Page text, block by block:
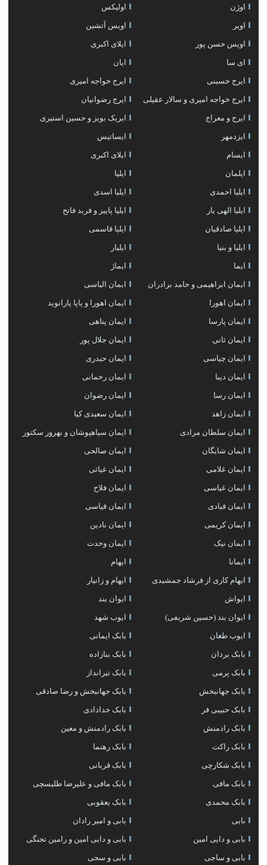
اوژن اولیکس
اویر اویس آتشین
اویس حسن پور ايلاى اكبرى
ای سا ایان
ایرج حسینی ایرج خواجه امیری
ایرج خواجه امیری و سالار عقیلی ایرج رضوانیان
ایرج و معراج ایریک بویز و حسین استیری
ایزدمهر ایساتیس
ایسام ایلای اکبری
ایلمان ایلیا
ایلیا احمدی ایلیا اسدی
ایلیا الهی یار ایلیا پاییز و فربد فاتح
ایلیا صادقیان ایلیا قاسمی
ایلیا و بنیا ایلیار
ایما ایماژ
ایمان ابراهیمی و حامد برادران ایمان الیاسی
ایمان اهورا ایمان اهورا و پاپا پارانوید
ایمان پارسا ایمان پناهی
ایمان ثانی ایمان جلال پور
ایمان چیاسی ایمان حیدری
ایمان دیبا ایمان رحمانی
ایمان رسا ایمان رضوان
ایمان زاهد ایمان سعیدی کیا
ایمان سلطان مرادی ایمان سیاهپوشان و بهروز سکتور
ایمان شایگان ایمان صالحی
ایمان غلامی ایمان غیاثی
ایمان غیاسی ایمان فلاح
ایمان قبادی ایمان قیاسی
ایمان کریمی ایمان نادین
ایمان نیک ایمان وحدت
ایمانا ایهام
ایهام کاری از فرشاد جمشیدی ایهام و زانیار
ایواش ایوان بند
ایوان بند (حسین شریفی) ایوب شهد
ایوب طغان بابک ایمانی
بابک بردان بابک بنازاده
بابک پرمی بابک تیرانداز
بابک جهانبخش بابک جهانبخش و رضا صادقی
بابک حبیبی فر بابک خدادادی
بابک رادمنش بابک رادمنش و معین
بابک راکت بابک رهنما
بابک شکارچی بابک قربانی
بابک مافی بابک مافی و علیرضا طلیسچی
بابک محمدی بابک یعقوبی
بابی بابی و امیر رادان
بابی و دایی امین بابی و دایی امین و رامین تجنگی
بابی و ساجی بابی و سجی